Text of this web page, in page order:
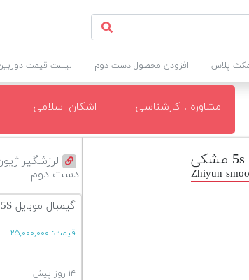
پلاس افزودن محصول دست دوم لیست قیمت
مشاوره . کارشناسی اشکان اسلامی
دست دوم
گیمبال موبایل Zhiyun Smooth 5S
قیمت: ۲۵,۰۰۰,۰۰۰
۱۴ روز پیش
Zhiyun